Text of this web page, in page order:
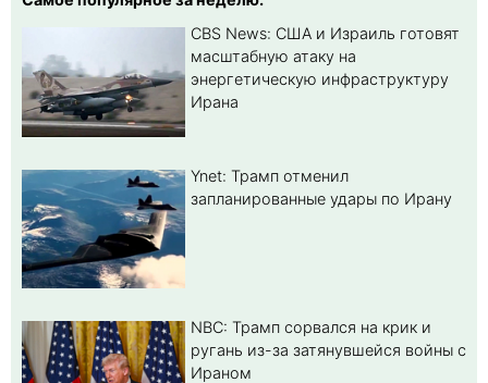
CBS News: США и Израиль готовят
масштабную атаку на
энергетическую инфраструктуру
Ирана
Ynet: Трамп отменил
запланированные удары по Ирану
NBC: Трамп сорвался на крик и
ругань из-за затянувшейся войны с
Ираном